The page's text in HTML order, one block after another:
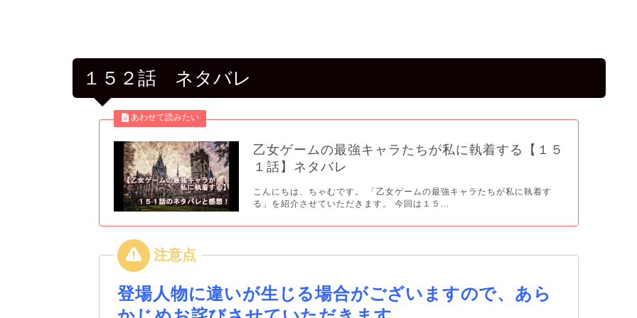
１５２話 ネタバレ
乙女ゲームの最強キャラたちが私に執着する【１５
１話】ネタバレ
こんにちは、ちゃむです。 「乙女ゲームの最強キャラたちが私に執着す
る」を紹介させていただきます。 今回は１５...
登場人物に違いが生じる場合がございますので、あら